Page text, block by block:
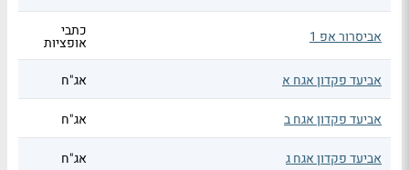
אביסרור אפ 1 כתבי
אופציות
אביעד פקדון אגח א
אג"ח
אביעד פקדון אגח ב אג"ח
אביעד פקדון אגח ג אג"ח